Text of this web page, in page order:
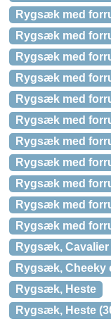
Rygsæk med
Rygsæk med
Rygsæk med
Rygsæk med
Rygsæk med
Rygsæk med
Rygsæk med
Rygsæk med
Rygsæk med
Rygsæk med
Rygsæk med
Rygsæk,
Rygsæk, Cheeky
Rygsæk, Heste
Rygsæk, Heste